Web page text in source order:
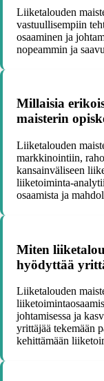
Liiketalouden
vastuullisempiin
osaaminen ja
nopeammin ja
Millaisia
maisterin
Liiketalouden
markkinointiin,
kansainväliseen
liiketoiminta-
osaamista ja
Miten
hyödyttää
Liiketalouden
johtamisessa ja
yrittäjää tekemään
kehittämään